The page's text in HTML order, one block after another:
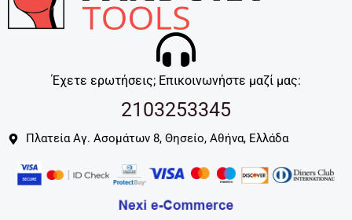
Έχετε ερωτήσεις; Επικοινωνήστε μαζί μας:
2103253345
Πλατεία Αγ. Ασομάτων 8, Θησείο, Αθήνα, Ελλάδα